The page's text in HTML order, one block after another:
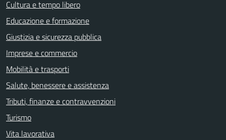
Cultura e tempo libero
Educazione e formazione
Giustizia e sicurezza pubblica
Imprese e commercio
Mobilità e trasporti
Salute, benessere e assistenza
Tributi, finanze e contravvenzioni
Turismo
Vita lavorativa